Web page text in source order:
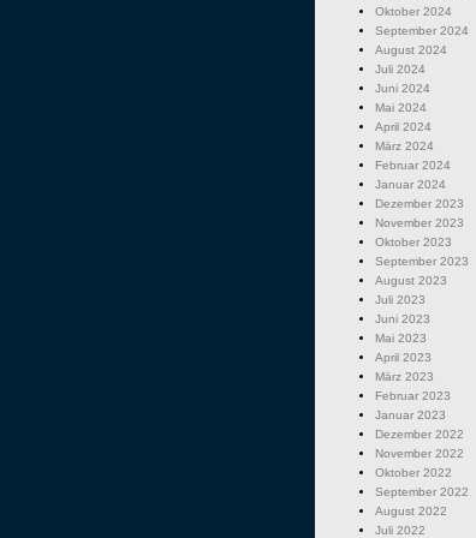
Oktober 2024
September 2024
August 2024
Juli 2024
Juni 2024
Mai 2024
April 2024
März 2024
Februar 2024
Januar 2024
Dezember 2023
November 2023
Oktober 2023
September 2023
August 2023
Juli 2023
Juni 2023
Mai 2023
April 2023
März 2023
Februar 2023
Januar 2023
Dezember 2022
November 2022
Oktober 2022
September 2022
August 2022
Juli 2022